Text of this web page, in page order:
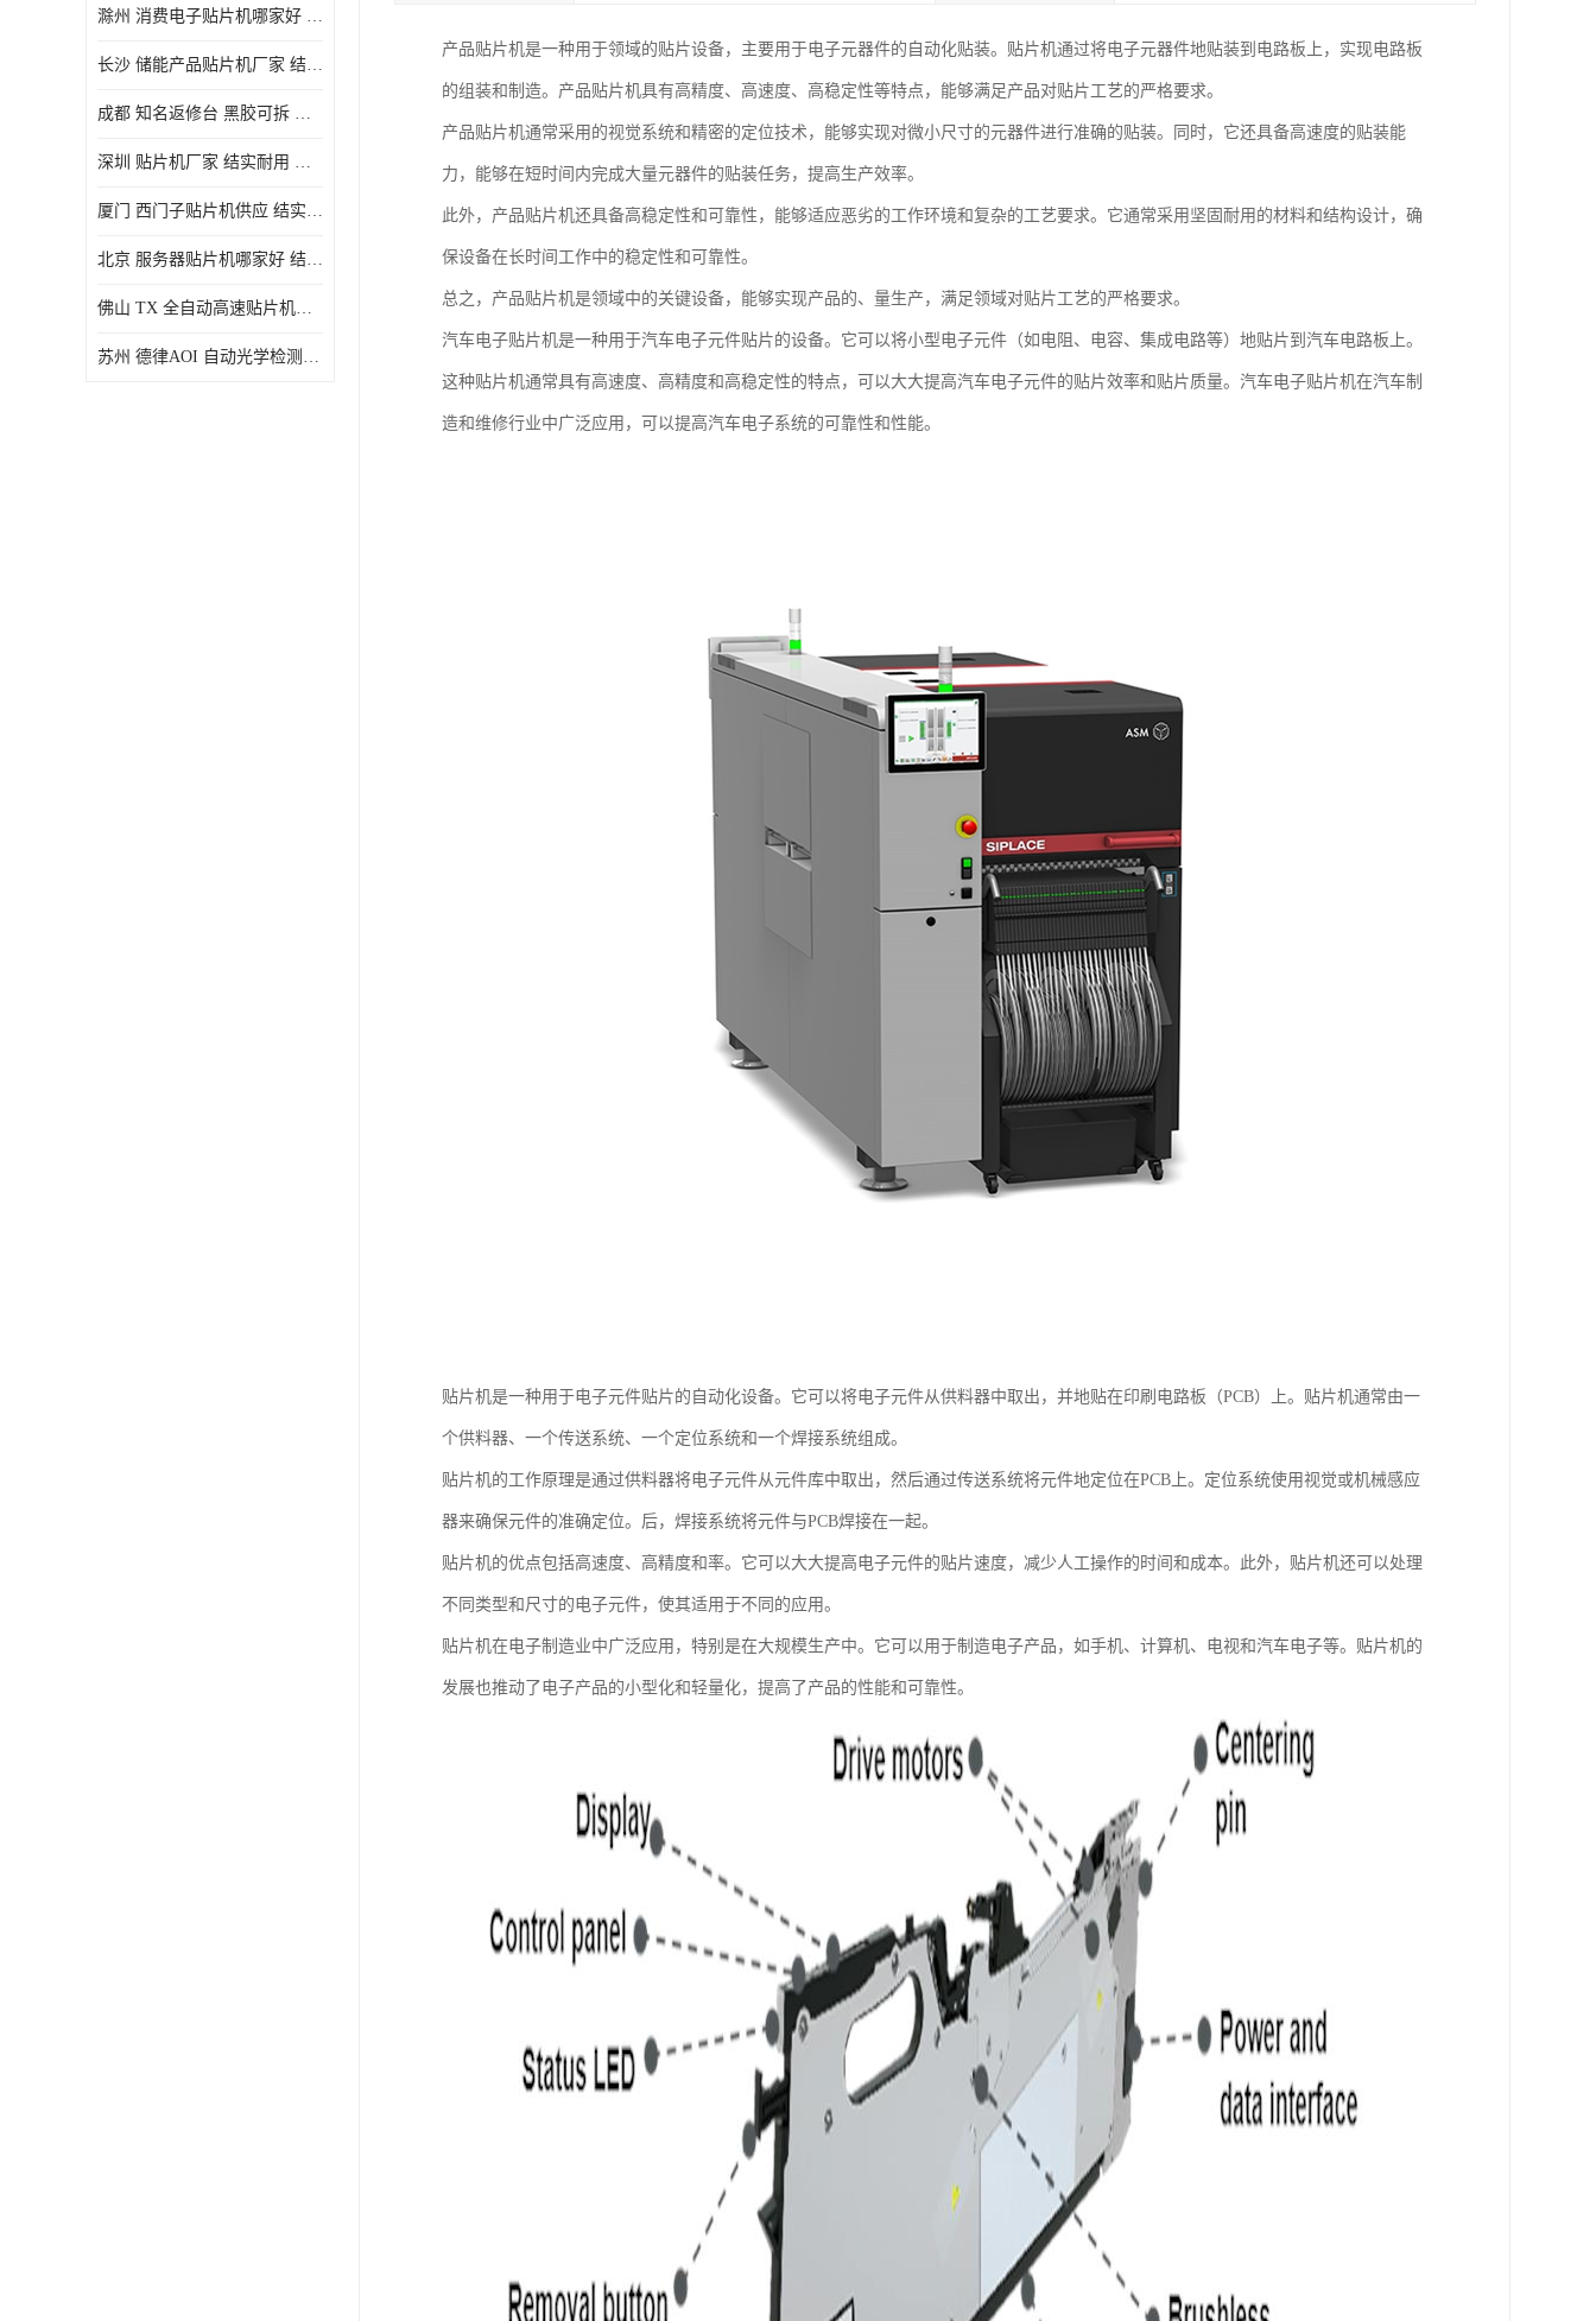
滁州 消费电子贴片机哪家好 结实耐用 全自动化
长沙 储能产品贴片机厂家 结实耐用 适用范围广
成都 知名返修台 黑胶可拆 对位 校正 贴放准确
深圳 贴片机厂家 结实耐用 全自动化
厦门 西门子贴片机供应 结实耐用 提高生产率
北京 服务器贴片机哪家好 结实耐用 宽容性高
佛山 TX 全自动高速贴片机型号 结实耐用 全自动化
苏州 德律AOI 自动光学检测 帮助节省时间和劳动力成本
产品贴片机是一种用于领域的贴片设备，主要用于电子元器件的自动化贴装。贴片机通过将电子元器件地贴装到电路板上，实现电路板
的组装和制造。产品贴片机具有高精度、高速度、高稳定性等特点，能够满足产品对贴片工艺的严格要求。
产品贴片机通常采用的视觉系统和精密的定位技术，能够实现对微小尺寸的元器件进行准确的贴装。同时，它还具备高速度的贴装能
力，能够在短时间内完成大量元器件的贴装任务，提高生产效率。
此外，产品贴片机还具备高稳定性和可靠性，能够适应恶劣的工作环境和复杂的工艺要求。它通常采用坚固耐用的材料和结构设计，确
保设备在长时间工作中的稳定性和可靠性。
总之，产品贴片机是领域中的关键设备，能够实现产品的、量生产，满足领域对贴片工艺的严格要求。
汽车电子贴片机是一种用于汽车电子元件贴片的设备。它可以将小型电子元件（如电阻、电容、集成电路等）地贴片到汽车电路板上。
这种贴片机通常具有高速度、高精度和高稳定性的特点，可以大大提高汽车电子元件的贴片效率和贴片质量。汽车电子贴片机在汽车制
造和维修行业中广泛应用，可以提高汽车电子系统的可靠性和性能。
贴片机是一种用于电子元件贴片的自动化设备。它可以将电子元件从供料器中取出，并地贴在印刷电路板（PCB）上。贴片机通常由一
个供料器、一个传送系统、一个定位系统和一个焊接系统组成。
贴片机的工作原理是通过供料器将电子元件从元件库中取出，然后通过传送系统将元件地定位在PCB上。定位系统使用视觉或机械感应
器来确保元件的准确定位。后，焊接系统将元件与PCB焊接在一起。
贴片机的优点包括高速度、高精度和率。它可以大大提高电子元件的贴片速度，减少人工操作的时间和成本。此外，贴片机还可以处理
不同类型和尺寸的电子元件，使其适用于不同的应用。
贴片机在电子制造业中广泛应用，特别是在大规模生产中。它可以用于制造电子产品，如手机、计算机、电视和汽车电子等。贴片机的
发展也推动了电子产品的小型化和轻量化，提高了产品的性能和可靠性。